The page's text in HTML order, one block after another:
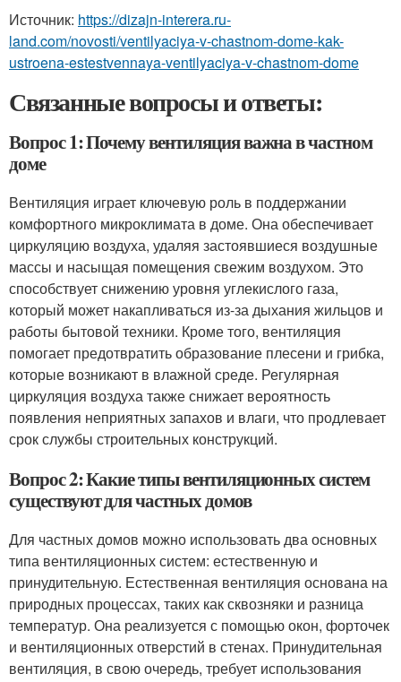
Источник: https://dizajn-interera.ru-
land.com/novosti/ventilyaciya-v-chastnom-dome-kak-
ustroena-estestvennaya-ventilyaciya-v-chastnom-dome
Связанные вопросы и ответы:
Вопрос 1: Почему вентиляция важна в частном
доме
Вентиляция играет ключевую роль в поддержании
комфортного микроклимата в доме. Она обеспечивает
циркуляцию воздуха, удаляя застоявшиеся воздушные
массы и насыщая помещения свежим воздухом. Это
способствует снижению уровня углекислого газа,
который может накапливаться из-за дыхания жильцов и
работы бытовой техники. Кроме того, вентиляция
помогает предотвратить образование плесени и грибка,
которые возникают в влажной среде. Регулярная
циркуляция воздуха также снижает вероятность
появления неприятных запахов и влаги, что продлевает
срок службы строительных конструкций.
Вопрос 2: Какие типы вентиляционных систем
существуют для частных домов
Для частных домов можно использовать два основных
типа вентиляционных систем: естественную и
принудительную. Естественная вентиляция основана на
природных процессах, таких как сквозняки и разница
температур. Она реализуется с помощью окон, форточек
и вентиляционных отверстий в стенах. Принудительная
вентиляция, в свою очередь, требует использования